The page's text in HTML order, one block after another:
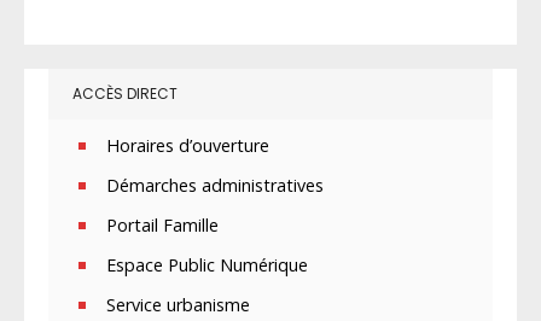
ACCÈS DIRECT
Horaires d’ouverture
Démarches administratives
Portail Famille
Espace Public Numérique
Service urbanisme